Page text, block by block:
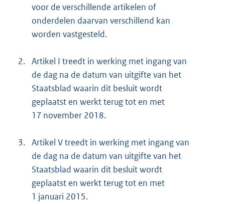
voor de verschillende artikelen of
onderdelen daarvan verschillend kan
worden vastgesteld.
2. Artikel I treedt in werking met ingang van
de dag na de datum van uitgifte van het
Staatsblad waarin dit besluit wordt
geplaatst en werkt terug tot en met
17 november 2018.
3. Artikel V treedt in werking met ingang van
de dag na de datum van uitgifte van het
Staatsblad waarin dit besluit wordt
geplaatst en werkt terug tot en met
1 januari 2015.